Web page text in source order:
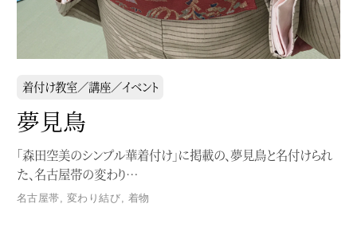
着付け教室／講座／イベント
夢見鳥
「森田空美のシンプル華着付け」に掲載の、夢見鳥と名付けられ
た、名古屋帯の変わり…
名古屋帯, 変わり結び, 着物